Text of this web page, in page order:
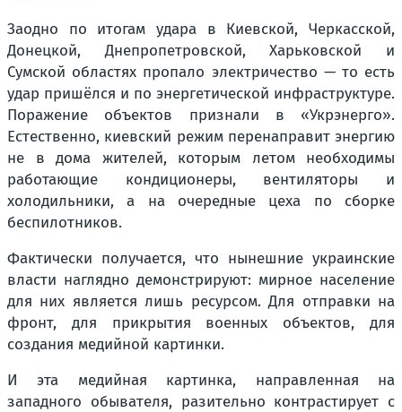
Заодно по итогам удара в Киевской, Черкасской,
Донецкой, Днепропетровской, Харьковской и
Сумской областях пропало электричество — то есть
удар пришёлся и по энергетической инфраструктуре.
Поражение объектов признали в «Укрэнерго».
Естественно, киевский режим перенаправит энергию
не в дома жителей, которым летом необходимы
работающие кондиционеры, вентиляторы и
холодильники, а на очередные цеха по сборке
беспилотников.
Фактически получается, что нынешние украинские
власти наглядно демонстрируют: мирное население
для них является лишь ресурсом. Для отправки на
фронт, для прикрытия военных объектов, для
создания медийной картинки.
И эта медийная картинка, направленная на
западного обывателя, разительно контрастирует с